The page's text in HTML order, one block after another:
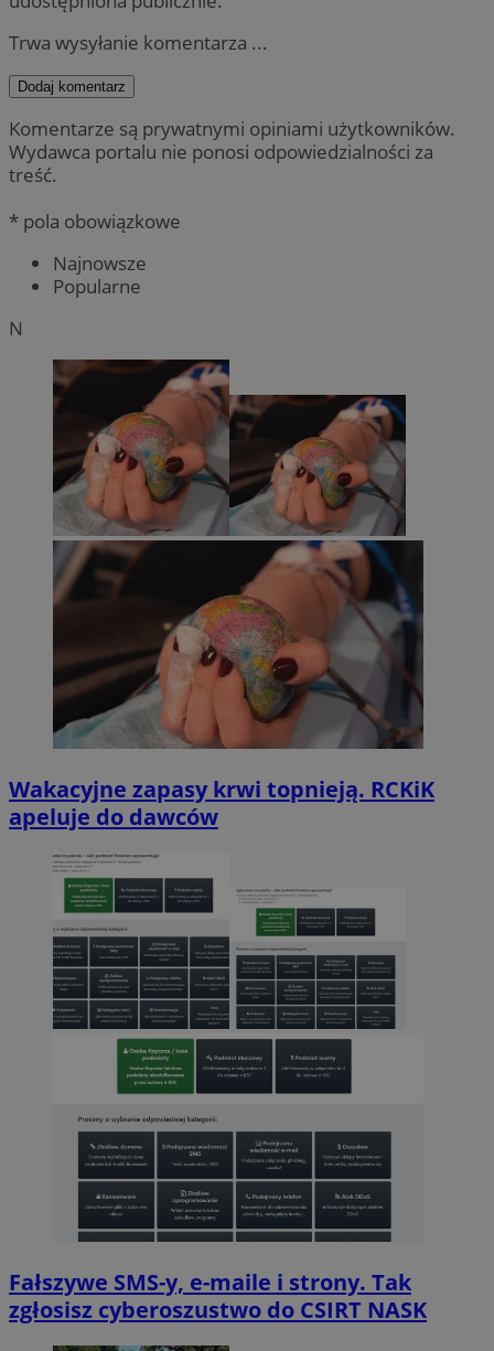
Trwa wysyłanie komentarza ...
Dodaj komentarz
Komentarze są prywatnymi opiniami użytkowników.
Wydawca portalu nie ponosi odpowiedzialności za
treść.
* pola obowiązkowe
Najnowsze
Popularne
N
Wakacyjne zapasy krwi topnieją. RCKiK
apeluje do dawców
Fałszywe SMS-y, e-maile i strony. Tak
zgłosisz cyberoszustwo do CSIRT NASK